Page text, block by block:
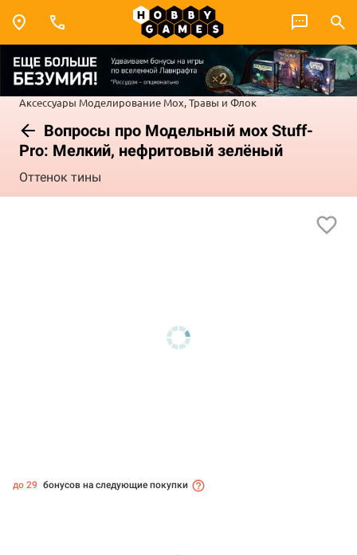
Аксессуары Моделирование Мох, Травы и Флок
Вопросы про Модельный мох Stuff-
Pro: Мелкий, нефритовый зелёный
Оттенок тины
до 29 бонусов на следующие покупки